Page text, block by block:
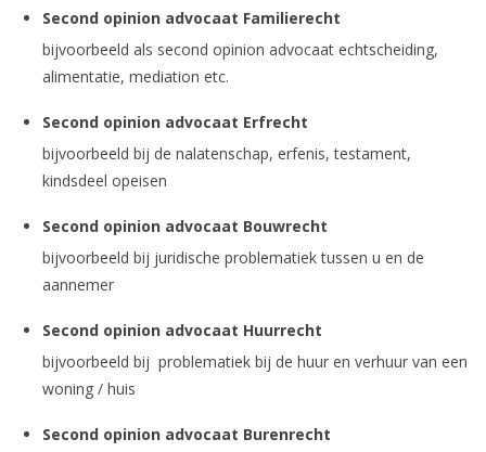
Second opinion advocaat Familierecht
bijvoorbeeld als second opinion advocaat echtscheiding,
alimentatie, mediation etc.
Second opinion advocaat Erfrecht
bijvoorbeeld bij de nalatenschap, erfenis, testament,
kindsdeel opeisen
Second opinion advocaat Bouwrecht
bijvoorbeeld bij juridische problematiek tussen u en de
aannemer
Second opinion advocaat Huurrecht
bijvoorbeeld bij problematiek bij de huur en verhuur van een
woning / huis
Second opinion advocaat Burenrecht